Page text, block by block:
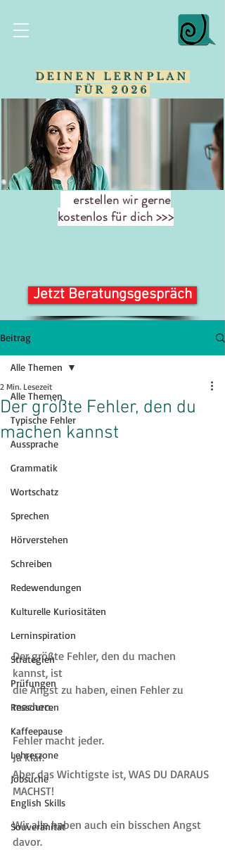
DEINEN LERNPLAN
FÜR 2026
erstellen wir gerne
kostenlos für dich >>>
Jetzt Beratungsgespräch
Beitrag
Alle Themen
Typische Fehler
Aussprache
Grammatik
Wortschatz
Sprechen
Hörverstehen
Schreiben
Redewendungen
Kulturelle Kuriositäten
Lerninspiration
Strategien
Prüfungen
Ressourcen
Kaffeepause
Lehrerzone
Jobsuche
English Skills
Souveränität
Alle Themen
Der größte Fehler, den du
machen kannst
2 Min. Lesezeit
Der größte Fehler, den du machen
kannst, ist
die Angst zu haben, einen Fehler zu
machen.
Fehler macht jeder.
Ja klar.
Aber das Wichtigste ist, WAS DU DARAUS
MACHST!
Wir alle haben auch ein bisschen Angst
davor.